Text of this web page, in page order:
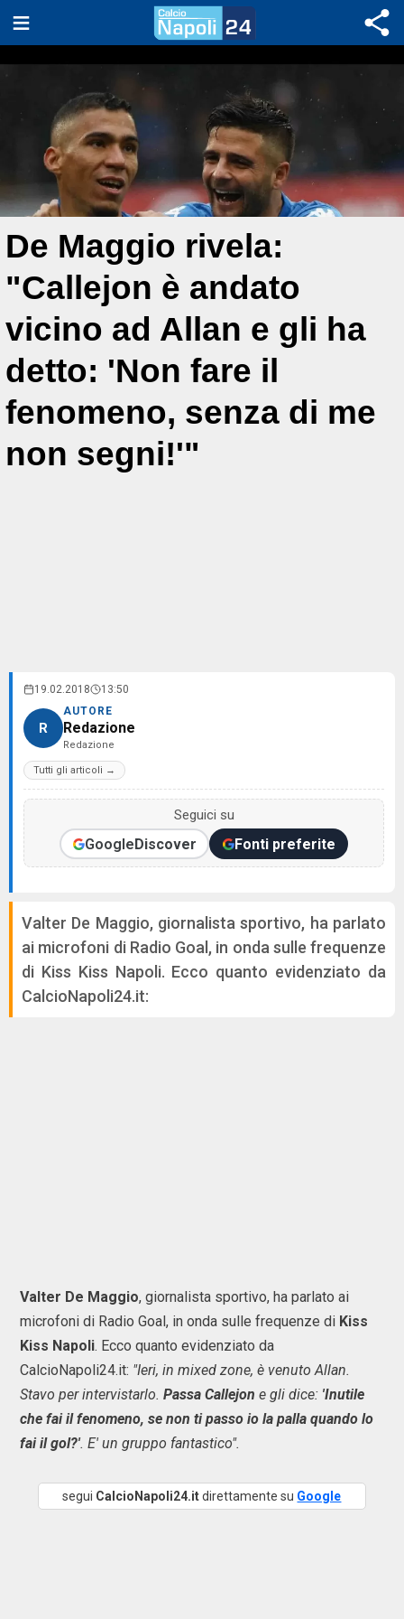
De Maggio rivela:
"Callejon è andato
vicino ad Allan e gli ha
detto: 'Non fare il
fenomeno, senza di me
non segni!'"
19.02.2018 13:50
R
AUTORE
Redazione
Redazione
Tutti gli articoli →
Seguici su
GoogleDiscover Fonti preferite
Valter De Maggio, giornalista sportivo, ha parlato
ai microfoni di Radio Goal, in onda sulle frequenze
di Kiss Kiss Napoli. Ecco quanto evidenziato da
CalcioNapoli24.it:
Valter De Maggio, giornalista sportivo, ha parlato ai
microfoni di Radio Goal, in onda sulle frequenze di Kiss
Kiss Napoli. Ecco quanto evidenziato da
CalcioNapoli24.it: "Ieri, in mixed zone, è venuto Allan.
Stavo per intervistarlo. Passa Callejon e gli dice: 'Inutile
che fai il fenomeno, se non ti passo io la palla quando lo
fai il gol?'. E' un gruppo fantastico".
segui CalcioNapoli24.itdirettamente su Google